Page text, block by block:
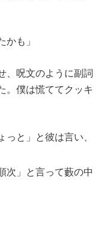
かも」
、呪文のように副詞
。僕は慌ててクッキ
っと」と彼は言い、
次」と言って藪の中